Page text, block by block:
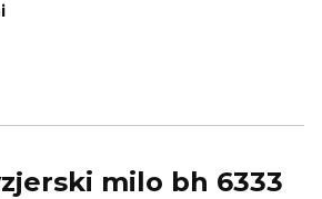
milo bh 6333